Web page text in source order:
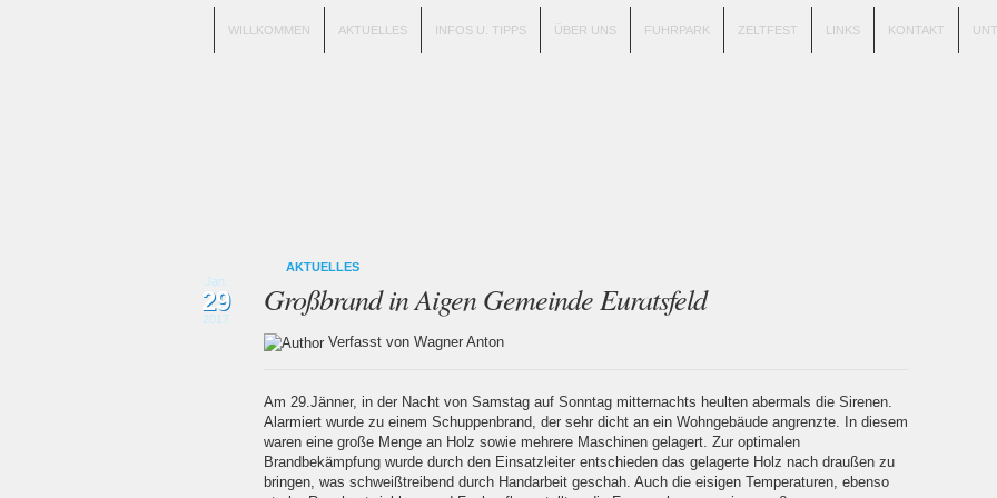
WILLKOMMEN AKTUELLES INFOS U. TIPPS ÜBER UNS FUHRPARK ZELTFEST LINKS KONTAKT
Jan.
29
2017
AKTUELLES
Großbrand in Aigen Gemeinde Euratsfeld
Verfasst von Wagner Anton
Am 29.Jänner, in der Nacht von Samstag auf Sonntag mitternachts heulten abermals die Sirenen.
Alarmiert wurde zu einem Schuppenbrand, der sehr dicht an ein Wohngebäude angrenzte. In diesem
waren eine große Menge an Holz sowie mehrere Maschinen gelagert. Zur optimalen
Brandbekämpfung wurde durch den Einsatzleiter entschieden das gelagerte Holz nach draußen zu
bringen, was schweißtreibend durch Handarbeit geschah. Auch die eisigen Temperaturen, ebenso